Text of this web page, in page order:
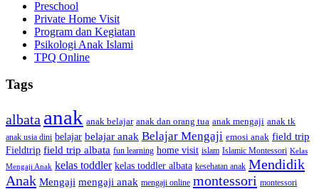
Preschool
Private Home Visit
Program dan Kegiatan
Psikologi Anak Islami
TPQ Online
Tags
albata anak anak belajar anak dan orang tua anak mengaji anak tk
anak usia dini belajar belajar anak Belajar Mengaji emosi anak field trip
Fieldtrip field trip albata fun learning home visit islam Islamic Montessori Kelas
Mengaji Anak kelas toddler kelas toddler albata kesehatan anak Mendidik
Anak Mengaji mengaji anak mengaji online montessori montessori